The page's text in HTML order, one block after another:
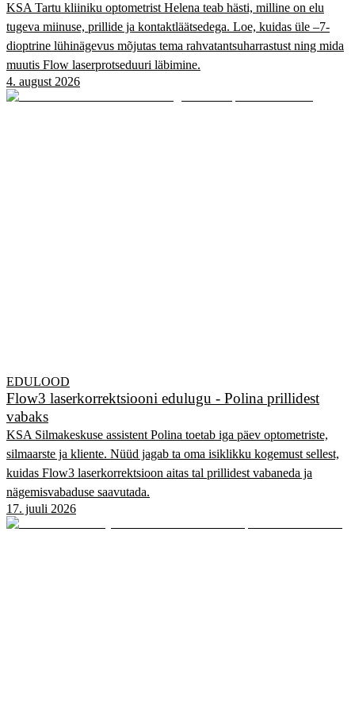
KSA Tartu kliiniku optometrist Helena teab hästi, milline on elu
tugeva miinuse, prillide ja kontaktläätsedega. Loe, kuidas üle –7-
dioptrine lühinägevus mõjutas tema rahvatantsuharrastust ning mida
muutis Flow laserprotseduuri läbimine.
4. august 2026
EDULOOD
Flow3 laserkorrektsiooni edulugu - Polina prillidest
vabaks
KSA Silmakeskuse assistent Polina toetab iga päev optometriste,
silmaarste ja kliente. Nüüd jagab ta oma isiklikku kogemust sellest,
kuidas Flow3 laserkorrektsioon aitas tal prillidest vabaneda ja
nägemisvabaduse saavutada.
17. juuli 2026